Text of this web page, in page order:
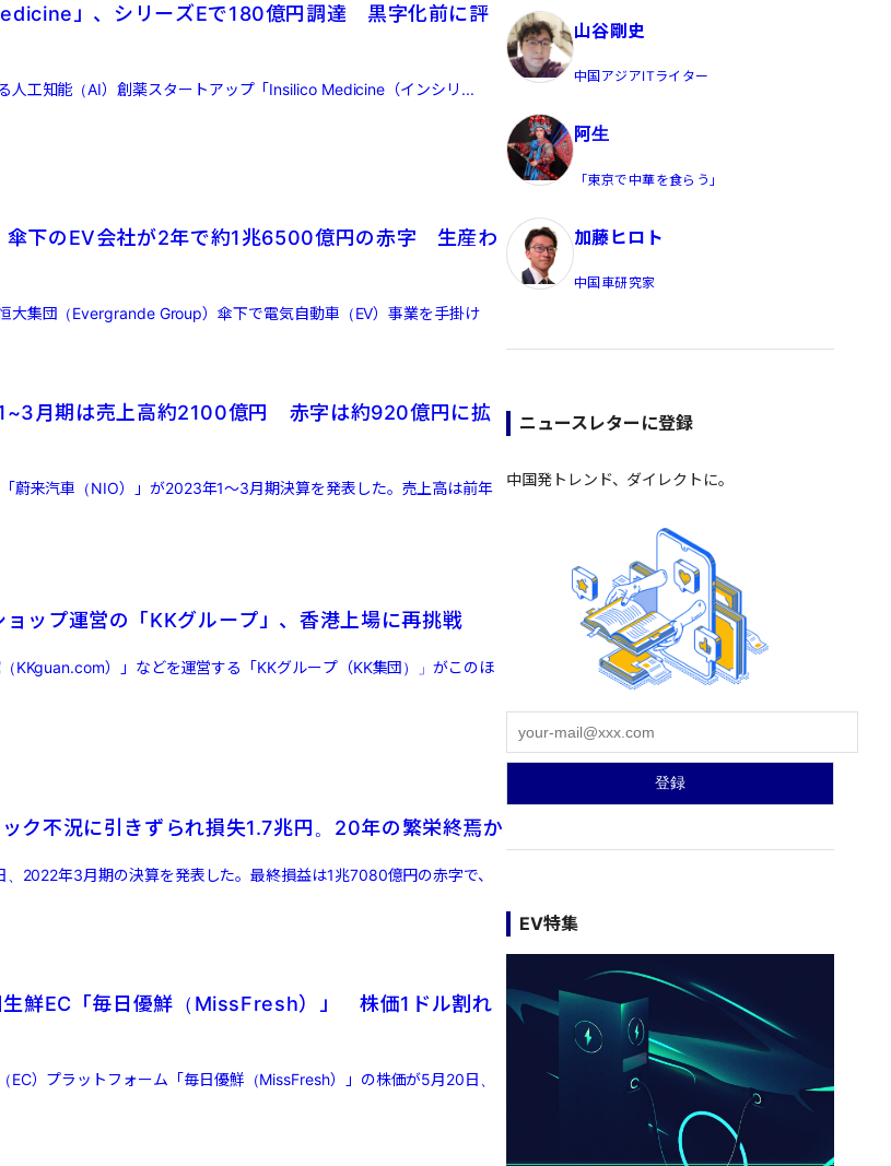
」、シリーズEで180億円調達 黒字化前に評
人工知能（AI）創薬スタートアップ「Insilico Medicine（インシリ...
傘下のEV会社が2年で約1兆6500億円の赤字 生産わ
大集団（Evergrande Group）傘下で電気自動車（EV）事業を手掛け
月期は売上高約2100億円 赤字は約920億円に拡
蔚来汽車（NIO）」が2023年1〜3月期決算を発表した。売上高は前年
ップ運営の「KKグループ」、香港上場に再挑戦
KKguan.com）」などを運営する「KKグループ（KK集団）」がこのほ
ク不況に引きずられ損失1.7兆円。20年の繁栄終焉か
2022年3月期の決算を発表した。最終損益は1兆7080億円の赤字で、
生鮮EC「毎日優鮮（MissFresh）」 株価1ドル割れ
EC）プラットフォーム「毎日優鮮（MissFresh）」の株価が5月20日、
山谷剛史
中国アジアITライター
阿生
「東京で中華を食らう」
加藤ヒロト
中国車研究家
ニュースレターに登録
中国発トレンド、ダイレクトに。
EV特集